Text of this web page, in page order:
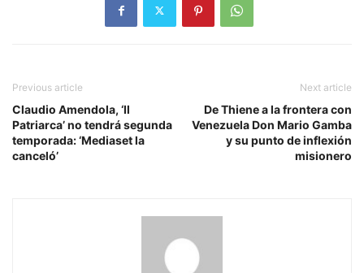
Previous article
Claudio Amendola, ‘Il
Patriarca’ no tendrá segunda
temporada: ‘Mediaset la
canceló’
Next article
De Thiene a la frontera con
Venezuela Don Mario Gamba
y su punto de inflexión
misionero